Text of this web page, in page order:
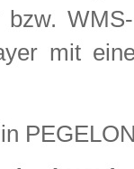
bzw.
mit